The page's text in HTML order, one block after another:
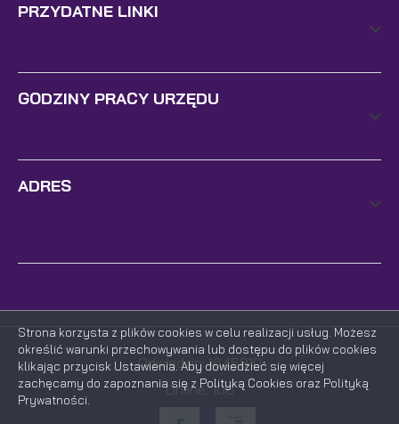
PRZYDATNE LINKI
GODZINY PRACY URZĘDU
ADRES
Odwiedzin: 1645810
Online: 100
Strona korzysta z plików cookies w celu realizacji usług. Możesz
określić warunki przechowywania lub dostępu do plików cookies
klikając przycisk Ustawienia. Aby dowiedzieć się więcej
zachęcamy do zapoznania się z Polityką Cookies oraz Polityką
Prywatności.